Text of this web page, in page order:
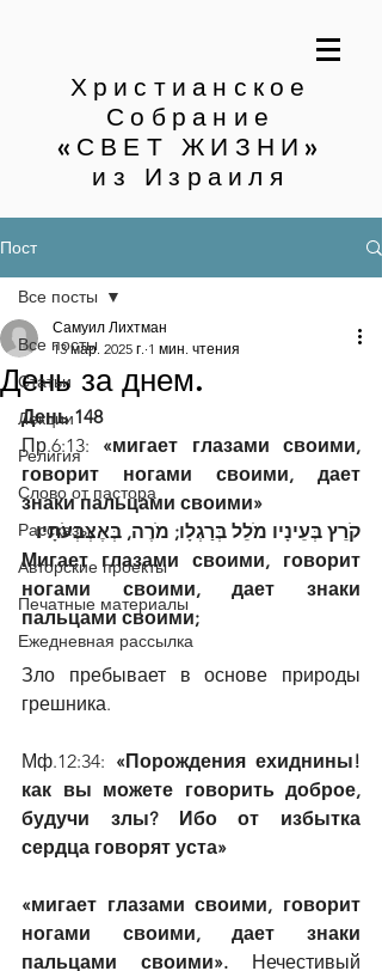
Христианское
Собрание
«СВЕТ ЖИЗНИ»
из Израиля
Пост
Все посты
Статьи
Лекции
Религия
Слово от пастора
Рассказы
Авторские проекты
Печатные материалы
Ежедневная рассылка
Все посты
День за днем.
Самуил Лихтман
13 мар. 2025 г. 1 мин. чтения
День 148
Пр.6:13: «мигает глазами своими,
говорит ногами своими, дает
знаки пальцами своими»
קֹרֵץ בְּעֵינָיו מֹלֵל בְּרַגְלָו; מֹרֶה, בְּאֶצְבְּעֹתָיו׃
Мигает глазами своими, говорит
ногами своими, дает знаки
пальцами своими;
Зло пребывает в основе природы
грешника.
Мф.12:34: «Порождения ехиднины!
как вы можете говорить доброе,
будучи злы? Ибо от избытка
сердца говорят уста»
«мигает глазами своими, говорит
ногами своими, дает знаки
пальцами своими». Нечестивый